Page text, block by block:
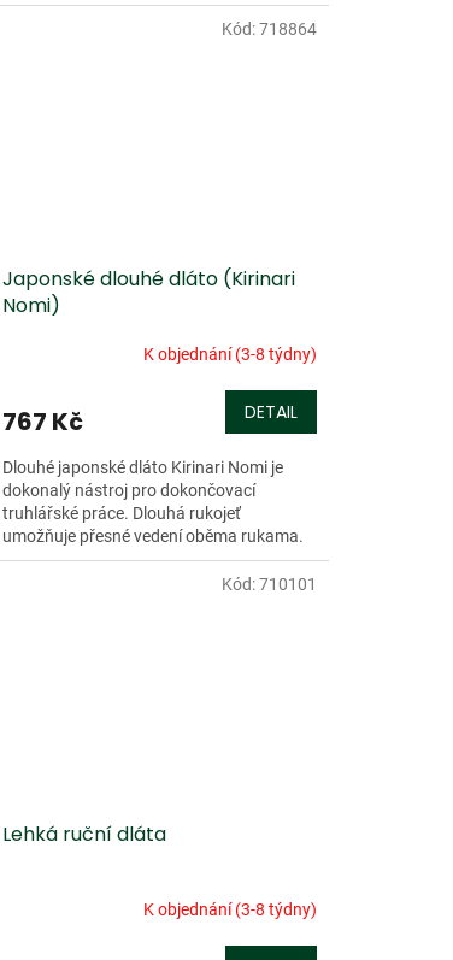
Japonské dlouhé dláto (Kirinari
Nomi)
K objednání (3-8 týdny)
767 Kč DETAIL
Dlouhé japonské dláto Kirinari Nomi je
dokonalý nástroj pro dokončovací
truhlářské práce. Dlouhá rukojeť
umožňuje přesné vedení oběma rukama.
Čepel usnadňuje formování hlubokých...
Kód:718864
Lehká ruční dláta
K objednání (3-8 týdny)
Kód:710101